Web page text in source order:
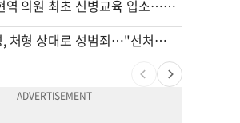
천하람, 현역 의원 최초 신병교육 입소…논산서 2박3일 생활
한인 남성, 처형 상대로 성범죄…"선처해줬더니 배신자 취급"